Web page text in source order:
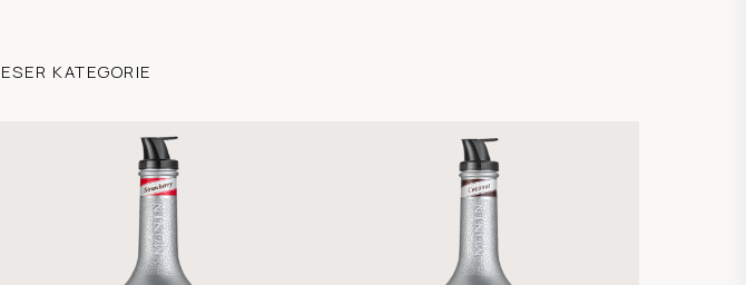
KATEGORIE